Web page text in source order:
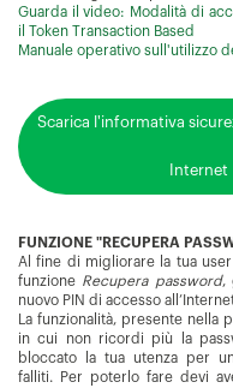
Guarda il video: Modalità di
il Token Transaction Based
Manuale operativo sull'utilizzo
Scarica l'informativa
Internet
FUNZIONE "RECUPERA
Al fine di migliorare la tua
funzione Recupera password,
nuovo PIN di accesso
La funzionalità, presente
in cui non ricordi più la
bloccato la tua utenza per
falliti. Per poterlo fare devi